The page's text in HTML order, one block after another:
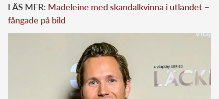
LÄS MER: Madeleine med skandalkvinna i utlandet –
fångade på bild